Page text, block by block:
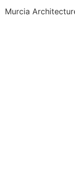
Murcia